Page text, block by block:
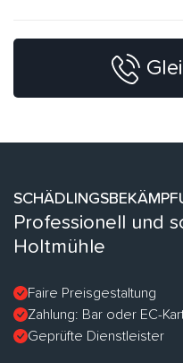
Professionell und
Holtmühle
Faire Preisgestaltung
Zahlung: Bar oder EC-
Geprüfte Dienstleister